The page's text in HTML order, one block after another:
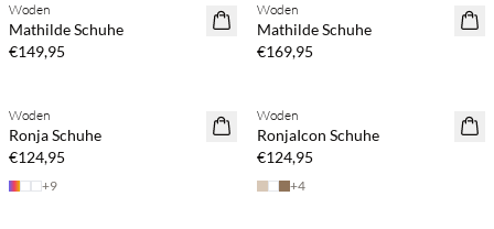
Woden
Mathilde Schuhe
€149,95
Woden
Mathilde Schuhe
€169,95
Woden
Ronja Schuhe
€124,95
+9
Woden
RonjaIcon Schuhe
€124,95
+4